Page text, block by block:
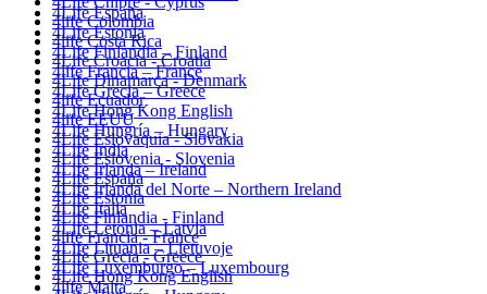
4Life España
4Life Estonia
4Life Finlandia – Finland
4life Francia – France
4Life Grecia – Greece
4Life Hong Kong English
4Life Hungría – Hungary
4Life India
4Life Irlanda – Ireland
4Life Irlanda del Norte – Northern Ireland
4Life Italia
4Life Letonia – Latvia
4Life Lituania – Lietuvoje
4Life Luxemburgo – Luxembourg
4life Malta
4life Colombia
4life Costa Rica
4Life Croacia - Croatia
4Life Dinamarca - Denmark
4life Ecuador
4life EEUU
4Life Eslovaquia - Slovakia
4Life Eslovenia - Slovenia
4Life España
4Life Estonia
4Life Finlandia - Finland
4life Francia - France
4Life Grecia - Greece
4Life Hong Kong English